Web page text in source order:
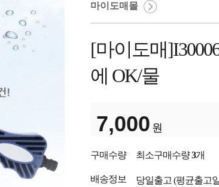
마이도매몰
[마이도매
에 OK/물
7,000 원
구매수량 최소구매수량3개
배송정보 당일출고 (평균출고